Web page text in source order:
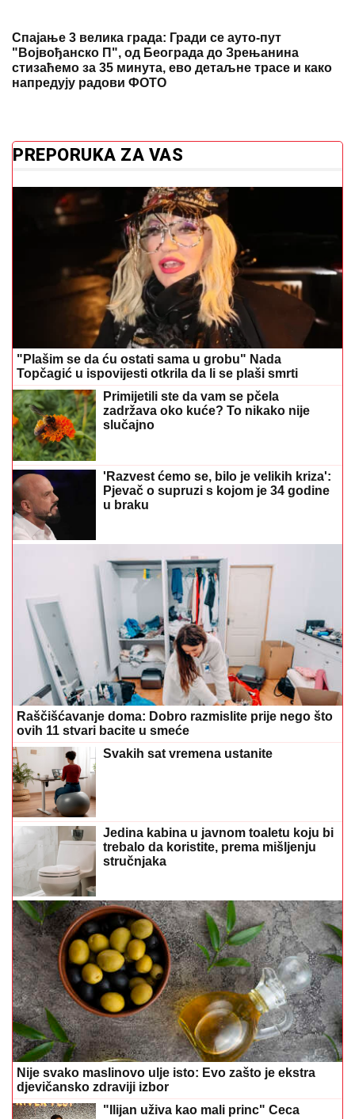
Спајање 3 велика града: Гради се ауто-пут
"Војвођанско П", од Београда до Зрењанина
стизаћемо за 35 минута, ево детаљне трасе и како
напредују радови ФОТО
PREPORUKA ZA VAS
"Plašim se da ću ostati sama u grobu" Nada
Topčagić u ispovijesti otkrila da li se plaši smrti
Primijetili ste da vam se pčela
zadržava oko kuće? To nikako nije
slučajno
'Razvest ćemo se, bilo je velikih kriza':
Pjevač o supruzi s kojom je 34 godine
u braku
Raščišćavanje doma: Dobro razmislite prije nego što
ovih 11 stvari bacite u smeće
Svakih sat vremena ustanite
Jedina kabina u javnom toaletu koju bi
trebalo da koristite, prema mišljenju
stručnjaka
Nije svako maslinovo ulje isto: Evo zašto je ekstra
djevičansko zdraviji izbor
"Ilijan uživa kao mali princ" Ceca